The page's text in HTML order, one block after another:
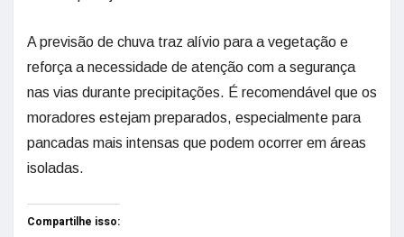
A previsão de chuva traz alívio para a vegetação e
reforça a necessidade de atenção com a segurança
nas vias durante precipitações. É recomendável que os
moradores estejam preparados, especialmente para
pancadas mais intensas que podem ocorrer em áreas
isoladas.
Compartilhe isso: